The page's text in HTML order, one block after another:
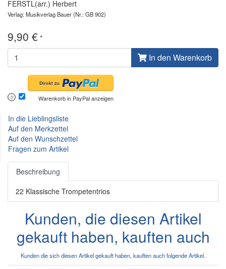
FERSTL(arr.) Herbert
Verlag: Musikverlag Bauer(Nr.: GB 902)
9,90 € *
In den Warenkorb
? Warenkorb in PayPal anzeigen
In die Lieblingsliste
Auf den Merkzettel
Auf den Wunschzettel
Fragen zum Artikel
Beschreibung
22 Klassische Trompetentrios
Kunden, die diesen Artikel
gekauft haben, kauften auch
Kunden die sich diesen Artikel gekauft haben, kauften auch folgende Artikel.